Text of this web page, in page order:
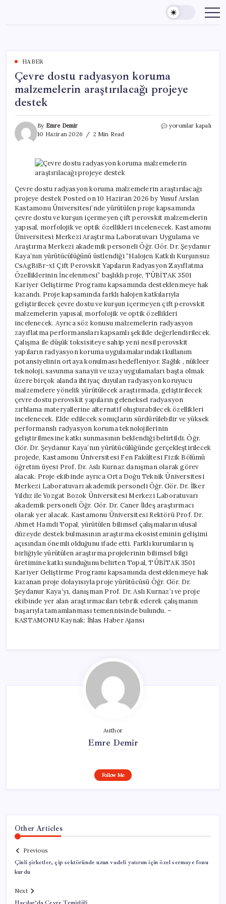
content
HABER
Çevre dostu radyasyon koruma
malzemelerin araştırılacağı projeye
destek
By Emre Demir
10 Haziran 2026
2 Min Read
Çevre
malzemelerin
araştırılacağı
destek
için
yorumlar kapalı
Çevre dostu radyasyon koruma malzemelerin araştırılacağı
projeye destek Posted on 10 Haziran 2026 by Yusuf Arslan
Kastamonu Üniversitesi’nde yürütülen proje kapsamında
çevre dostu ve kurşun içermeyen çift perovskit malzemelerin
yapısal, morfolojik ve optik özellikleri incelenecek. Kastamonu
Üniversitesi Merkezi Araştırma Laboratuvarı Uygulama ve
Araştırma Merkezi akademik personeli Öğr. Gör. Dr. Şeydanur
Kaya’nın yürütücülüğünü üstlendiği “Halojen Katkılı Kurşunsuz
CsAgBiBr-xI Çift Perovskit Yapıların Radyasyon Zayıflatma
Özelliklerinin İncelenmesi” başlıklı proje, TÜBİTAK 3501
Kariyer Geliştirme Programı kapsamında desteklenmeye hak
kazandı. Proje kapsamında farklı halojen katkılarıyla
geliştirilecek çevre dostu ve kurşun içermeyen çift perovskit
malzemelerin yapısal, morfolojik ve optik özellikleri
incelenecek. Ayrıca söz konusu malzemelerin radyasyon
zayıflatma performansları kapsamlı şekilde değerlendirilecek.
Çalışma ile düşük toksisiteye sahip yeni nesil perovskit
yapıların radyasyon koruma uygulamalarındaki kullanım
potansiyelinin ortaya konulması hedefleniyor. Sağlık , nükleer
teknoloji, savunma sanayii ve uzay uygulamaları başta olmak
üzere birçok alanda ihtiyaç duyulan radyasyon koruyucu
malzemelere yönelik yürütülecek araştırmada, geliştirilecek
çevre dostu perovskit yapıların geleneksel radyasyon
zırhlama materyallerine alternatif oluşturabilecek özellikleri
incelenecek. Elde edilecek sonuçların sürdürülebilir ve yüksek
performanslı radyasyon koruma teknolojilerinin
geliştirilmesine katkı sunmasının beklendiği belirtildi. Öğr.
Gör. Dr. Şeydanur Kaya’nın yürütücülüğünde gerçekleştirilecek
projede, Kastamonu Üniversitesi Fen Fakültesi Fizik Bölümü
öğretim üyesi Prof. Dr. Aslı Kurnaz danışman olarak görev
alacak. Proje ekibinde ayrıca Orta Doğu Teknik Üniversitesi
Merkezi Laboratuvarı akademik personeli Öğr. Gör. Dr. İlker
Yıldız ile Yozgat Bozok Üniversitesi Merkezi Laboratuvarı
akademik personeli Öğr. Gör. Dr. Caner İldeş araştırmacı
olarak yer alacak. Kastamonu Üniversitesi Rektörü Prof. Dr.
Ahmet Hamdi Topal, yürütülen bilimsel çalışmaların ulusal
düzeyde destek bulmasının araştırma ekosisteminin gelişimi
açısından önemli olduğunu ifade etti. Farklı kurumların iş
birliğiyle yürütülen araştırma projelerinin bilimsel bilgi
üretimine katkı sunduğunu belirten Topal, TÜBİTAK 3501
Kariyer Geliştirme Programı kapsamında desteklenmeye hak
kazanan proje dolayısıyla proje yürütücüsü Öğr. Gör. Dr.
Şeydanur Kaya’yı, danışman Prof. Dr. Aslı Kurnaz’ı ve proje
ekibinde yer alan araştırmacıları tebrik ederek çalışmanın
başarıyla tamamlanması temennisinde bulundu. –
KASTAMONU Kaynak: İhlas Haber Ajansı
Author
Emre Demir
Follow Me
Other Articles
Previous
Çinli şirketler, çip sektöründe uzun vadeli yatırım için özel sermaye fonu
kurdu
Next